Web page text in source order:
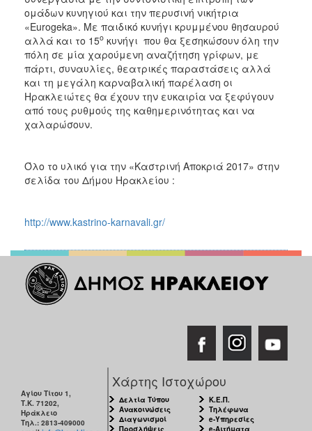
ομάδων κυνηγιού και την περυσινή νικήτρια
«Eurogeka». Με παιδικό κυνήγι κρυμμένου θησαυρού
αλλά και το 15ο κυνήγι που θα ξεσηκώσουν όλη την
πόλη σε μία χαρούμενη αναζήτηση γρίφων, με
πάρτι, συναυλίες, θεατρικές παραστάσεις αλλά
και τη μεγάλη καρναβαλική παρέλαση οι
Ηρακλειώτες θα έχουν την ευκαιρία να ξεφύγουν
από τους ρυθμούς της καθημερινότητας και να
χαλαρώσουν.
Όλο το υλικό για την «Καστρινή Αποκριά 2017» στην
σελίδα του Δήμου Ηρακλείου :
http://www.kastrino-karnavali.gr/
Αγίου Τίτου 1,
Τ.Κ. 71202,
Ηράκλειο
Τηλ.: 2813-409000
Χάρτης Ιστοχώρου
Δελτία Τύπου
Ανακοινώσεις
Διαγωνισμοί
Προσλήψεις
Κ.Ε.Π.
Τηλέφωνα
e-Υπηρεσίες
e-Αιτήματα